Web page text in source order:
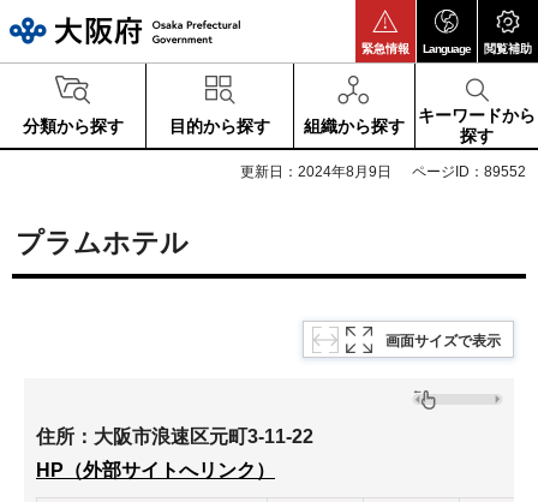
緊急情報 Language 閲覧補助
分類から探す 目的から探す 組織から探す
キーワードから
探す
更新日：2024年8月9日 ページID：89552
プラムホテル
画面サイズで表示
住所：大阪市浪速区元町3-11-22
HP（外部サイトへリンク）